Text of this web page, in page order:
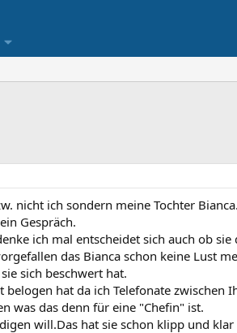
nicht ich sondern meine Tochter Bianca.
Gespräch.
ich mal entscheidet sich auch ob
das Bianca schon keine Lust
sich beschwert hat.
belogen hat da ich Telefonate
was das denn für eine "Chefin" ist.
will.Das hat sie schon klipp und